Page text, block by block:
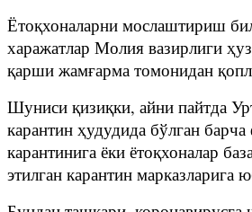
Ётоқхоналарни мослаштириш
харажатлар Молия вазирлиги
қарши жамғарма томонидан
Шуниси қизиқки, айни пайтда
карантин ҳудудида бўлган
карантинига ёки ётоқхоналар
этилган карантин марказларига